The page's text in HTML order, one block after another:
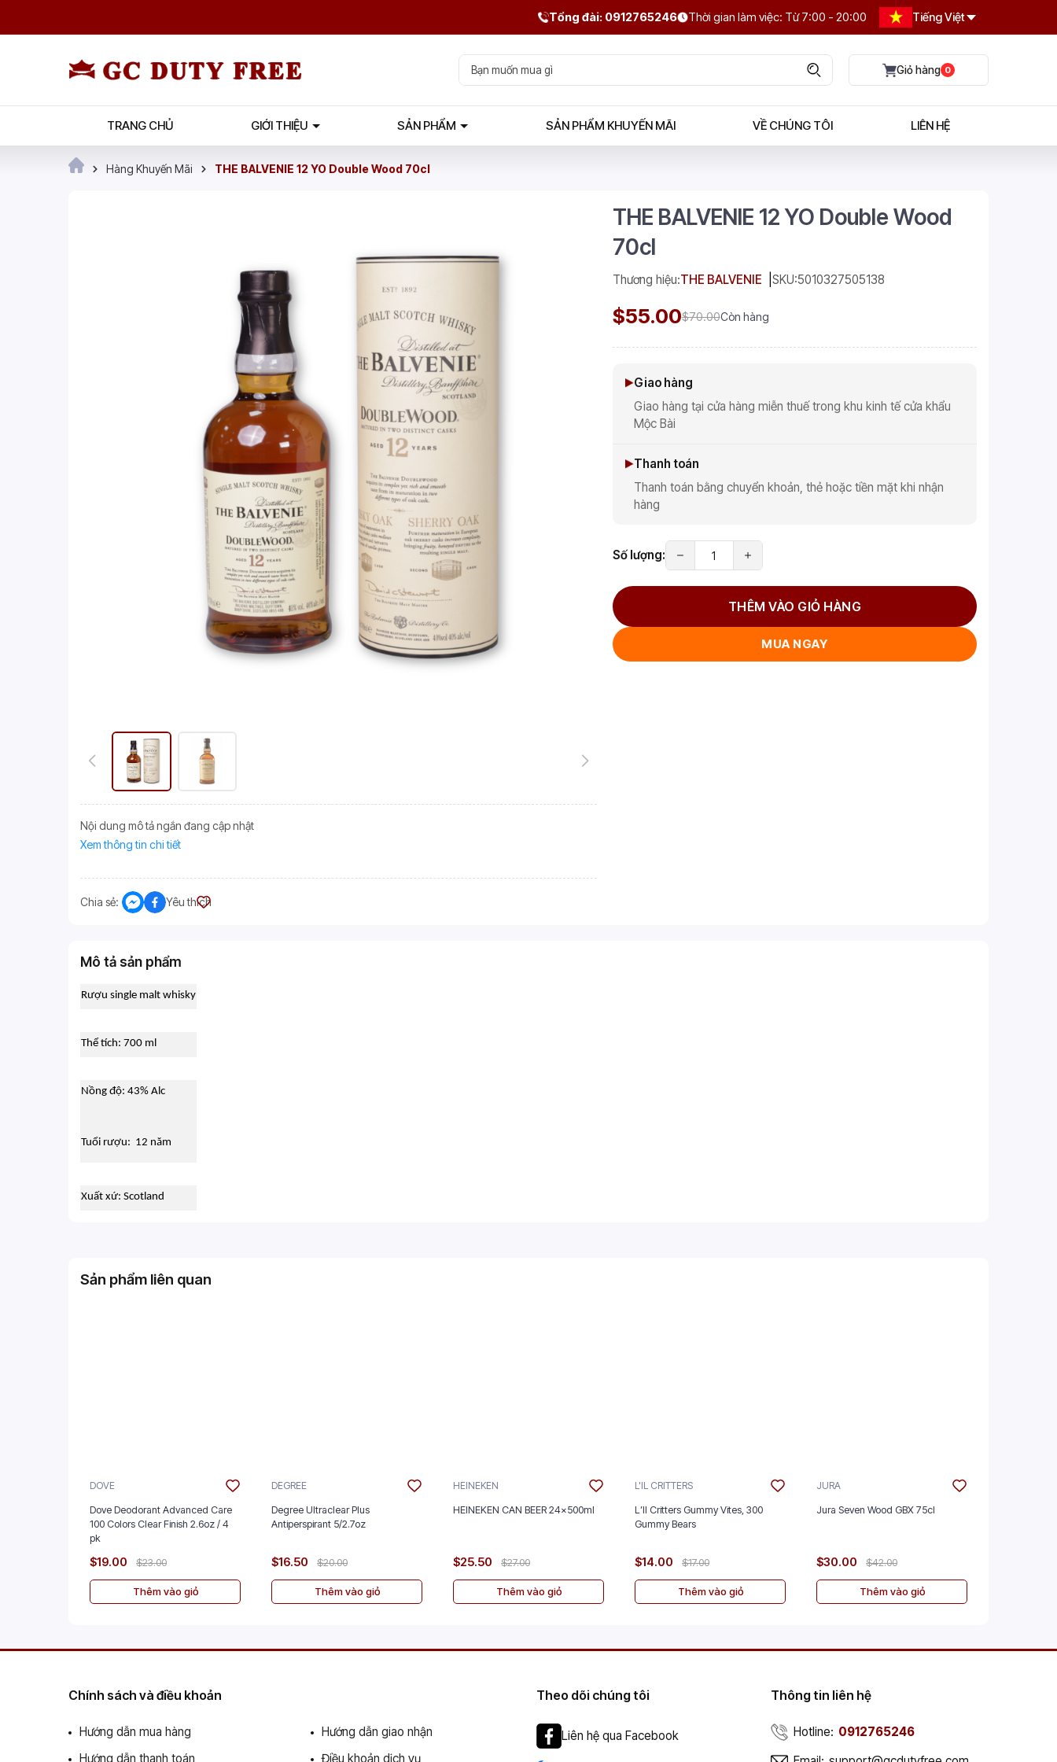
Tổng đài: 0912765246 Thời gian làm việc: Từ 7:00 - 20:00 Tiếng Việt
0
TRANG CHỦ GIỚI THIỆU SẢN PHẨM SẢN PHẨM KHUYẾN MÃI VỀ CHÚNG TÔI LIÊN HỆ
Hàng Khuyến Mãi THE BALVENIE 12 YO Double Wood 70cl
Nội dung mô tả ngắn đang cập nhật
Xem thông tin chi tiết
Chia sẻ: Yêu thích
THE BALVENIE 12 YO Double Wood
70cl
Thương hiệu:THE BALVENIE SKU:5010327505138
$55.00$70.00Còn hàng
Giao hàng
Giao hàng tại cửa hàng miễn thuế trong khu kinh tế cửa khẩu
Mộc Bài
Thanh toán
Thanh toán bằng chuyển khoản, thẻ hoặc tiền mặt khi nhận
hàng
Số lượng:
THÊM VÀO GIỎ HÀNG
MUA NGAY
Mô tả sản phẩm
Rượu single malt whisky
Thể tích: 700 ml
Nồng độ: 43% Alc
Tuổi rượu: 12 năm
Xuất xứ: Scotland
Sản phẩm liên quan
DOVE
Dove Deodorant Advanced Care
100 Colors Clear Finish 2.6oz / 4
pk
$19.00 $23.00
Thêm vào giỏ
DEGREE
Degree Ultraclear Plus
Antiperspirant 5/2.7oz
$16.50 $20.00
Thêm vào giỏ
HEINEKEN
HEINEKEN CAN BEER 24x500ml
$25.50 $27.00
Thêm vào giỏ
L'IL CRITTERS
L’Il Critters Gummy Vites, 300
Gummy Bears
$14.00 $17.00
Thêm vào giỏ
JURA
Jura Seven Wood GBX 75cl
$30.00 $42.00
Thêm vào giỏ
Chính sách và điều khoản
Hướng dẫn mua hàng
Hướng dẫn thanh toán
Hướng dẫn giao nhận
Điều khoản dịch vụ
Theo dõi chúng tôi
Liên hệ qua Facebook
Thông tin liên hệ
Hotline: 0912765246